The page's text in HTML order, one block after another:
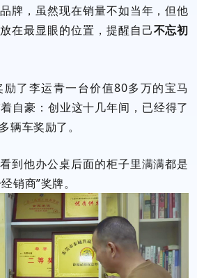
牌，虽然现在销量不如当年，但他
在最显眼的位置，提醒自己不忘初
了李运青一台价值80多万的宝马
自豪：创业这十几年间，已经得了
辆车奖励了。
到他办公桌后面的柜子里满满都是
销商”奖牌。